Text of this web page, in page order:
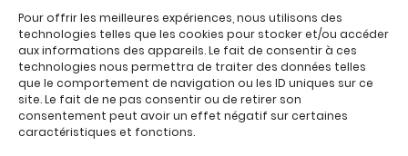
Pour offrir les meilleures expériences, nous utilisons des
technologies telles que les cookies pour stocker et/ou accéder
aux informations des appareils. Le fait de consentir à ces
technologies nous permettra de traiter des données telles
que le comportement de navigation ou les ID uniques sur ce
site. Le fait de ne pas consentir ou de retirer son
consentement peut avoir un effet négatif sur certaines
caractéristiques et fonctions.
Jeux enfant 7 ans
Jeux enfant 8 ans
Jeux enfant 9 ans
Jeux enfant 10 ans
Jeux enfant 11 ans
Jeux enfant 12 ans